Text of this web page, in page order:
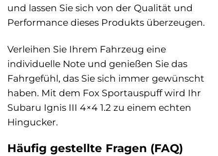
und lassen Sie sich von der Qualität und
Performance dieses Produkts überzeugen.
Verleihen Sie Ihrem Fahrzeug eine
individuelle Note und genießen Sie das
Fahrgefühl, das Sie sich immer gewünscht
haben. Mit dem Fox Sportauspuff wird Ihr
Subaru Ignis III 4×4 1.2 zu einem echten
Hingucker.
Häufig gestellte Fragen (FAQ)